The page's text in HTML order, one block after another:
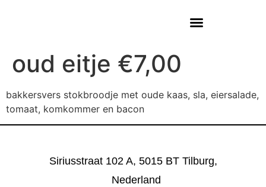
oud eitje €7,00
bakkersvers stokbroodje met oude kaas, sla, eiersalade,
tomaat, komkommer en bacon
Siriusstraat 102 A, 5015 BT Tilburg,
Nederland